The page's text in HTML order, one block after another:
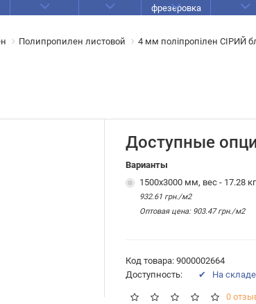
фрезеровка
Полипропилен листовой 4 мм поліпропілен СІРИЙ
Доступные
Варианты
1500х3000 мм, вес - 17.28 кг
932.61 грн./м2
Оптовая цена: 903.47 грн./м2
Код товара: 9000002664
Доступность:
✔ На складе
0